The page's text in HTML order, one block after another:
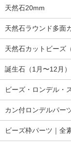
天然石20mm
天然石ラウンド多面
天然石カットビーズ
誕生石（1月〜12月）
ビーズ・ロンデル・
カン付ロンデルパー
ビーズ枠パーツ｜全